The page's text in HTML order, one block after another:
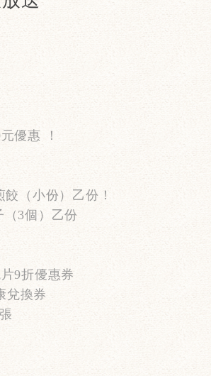
元優惠 ！
（小份）乙份！
（ 3個）乙份
9折優惠券
兌換券